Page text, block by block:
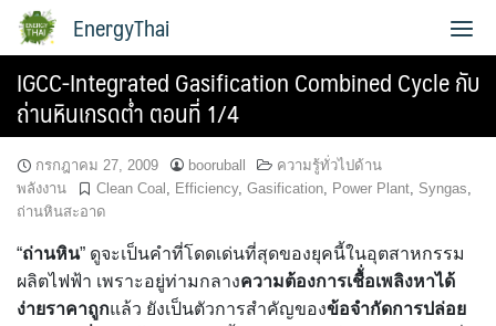
Skip
เกี่ยวกับผู้เขียน
EnergyThai
IGCC-Integrated Gasification Combined Cycle กับ
ถ่านหินเกรดต่ำ ตอนที่ 1/4
กรกฎาคม 27, 2009 booruball
ความรู้ทั่วไปด้าน
พลังงาน
Clean Coal , Efficiency, Gasification, Power Plant, Syngas,
ถ่านหินสะอาด
“ถ่านหิน” ดูจะเป็นคำที่โดดเด่นที่สุดของยุคนี้ในอุตสาหกรรม
ผลิตไฟฟ้า เพราะอยู่ท่ามกลางความต้องการเชื้่อเพลิงหาได้
ง่ายราคาถูกแล้ว ยังเป็นตัวการสำคัญของข้อจำกัดการปล่อย